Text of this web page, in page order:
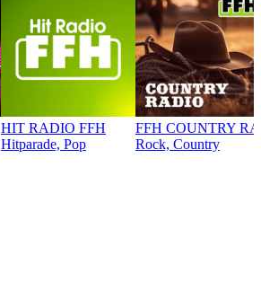
HIT RADIO FFH
Hitparade, Pop
FFH COUNTRY
Rock, Country